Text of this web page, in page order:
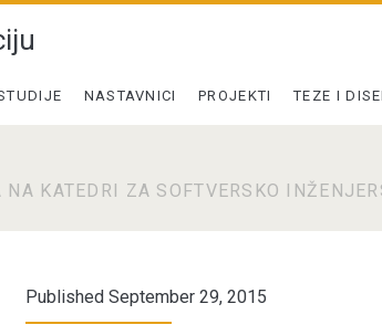
NASTAVNICI PROJEKTI TEZE I
NA KATEDRI ZA SOFTVERSKO
Published September 29, 2015